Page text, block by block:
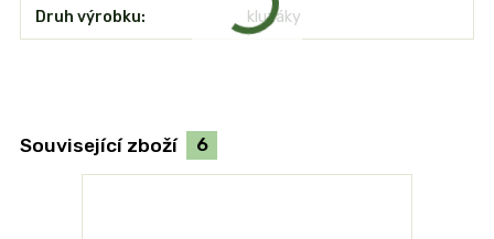
Druh výrobku kluzáky
Související zboží 6